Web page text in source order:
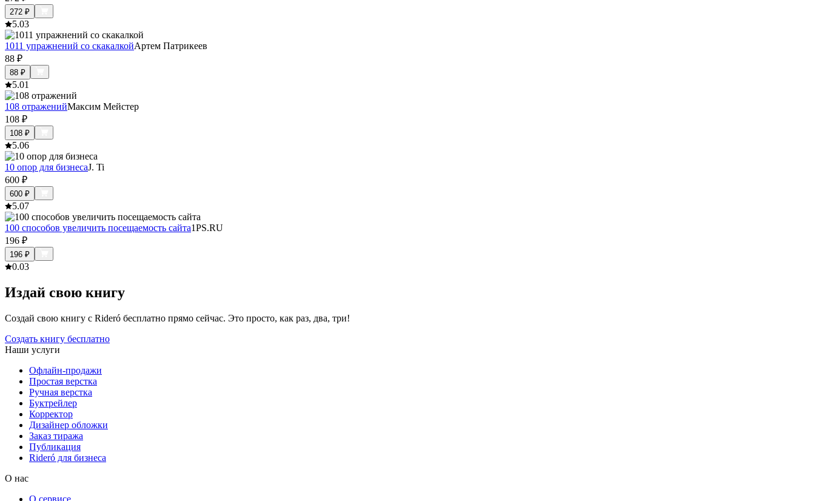
272 ₽
5.03
1011 упражнений со скакалкойАртем Патрикеев
88 ₽
88 ₽
5.01
108 отраженийМаксим Мейстер
108 ₽
108 ₽
5.06
10 опор для бизнесаJ. Ti
600 ₽
600 ₽
5.07
100 способов увеличить посещаемость сайта1PS.RU
196 ₽
196 ₽
0.03
Издай свою книгу
Создай свою книгу с Rideró бесплатно прямо сейчас. Это просто, как раз, два, три!
Создать книгу бесплатно
Наши услуги
Офлайн-продажи
Простая верстка
Ручная верстка
Буктрейлер
Корректор
Дизайнер обложки
Заказ тиража
Публикация
Rideró для бизнеса
О нас
О сервисе